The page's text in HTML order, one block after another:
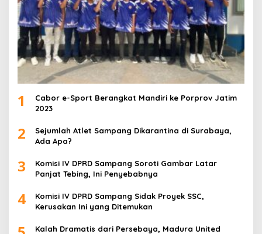
1
Cabor e-Sport Berangkat Mandiri ke Porprov Jatim
2023
2
Sejumlah Atlet Sampang Dikarantina di Surabaya,
Ada Apa?
3
Komisi IV DPRD Sampang Soroti Gambar Latar
Panjat Tebing, Ini Penyebabnya
4
Komisi IV DPRD Sampang Sidak Proyek SSC,
Kerusakan Ini yang Ditemukan
Kalah Dramatis dari Persebaya, Madura United